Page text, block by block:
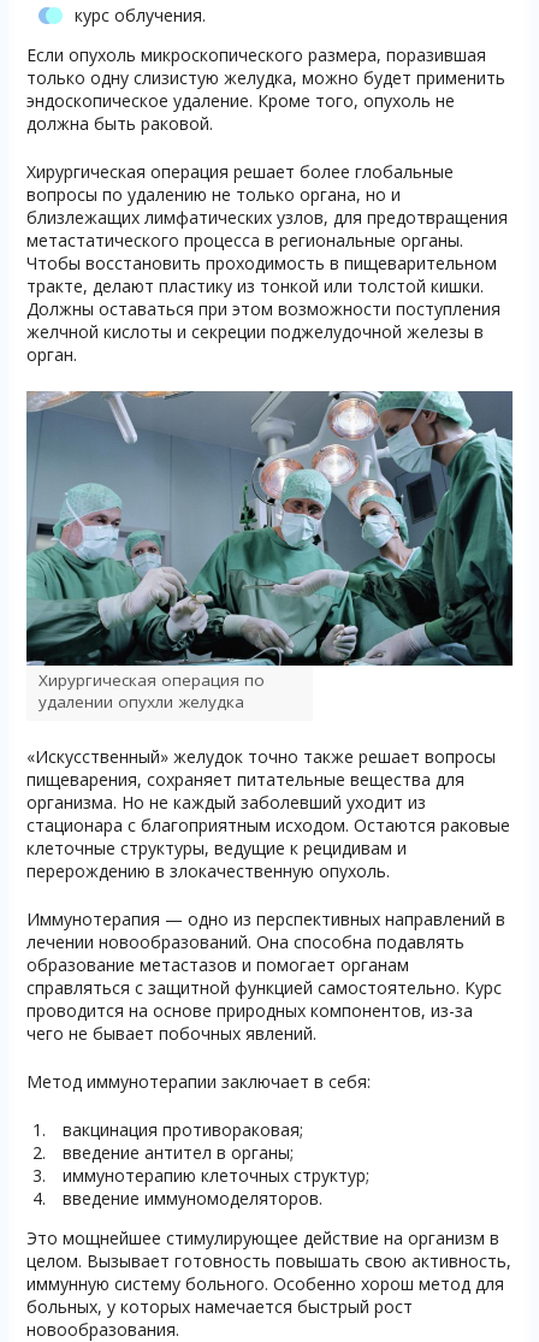
курс облучения.
Если опухоль микроскопического размера, поразившая
только одну слизистую желудка, можно будет применить
эндоскопическое удаление. Кроме того, опухоль не
должна быть раковой.
Хирургическая операция решает более глобальные
вопросы по удалению не только органа, но и
близлежащих лимфатических узлов, для предотвращения
метастатического процесса в региональные органы.
Чтобы восстановить проходимость в пищеварительном
тракте, делают пластику из тонкой или толстой кишки.
Должны оставаться при этом возможности поступления
желчной кислоты и секреции поджелудочной железы в
орган.
Хирургическая операция по
удалении опухли желудка
«Искусственный» желудок точно также решает вопросы
пищеварения, сохраняет питательные вещества для
организма. Но не каждый заболевший уходит из
стационара с благоприятным исходом. Остаются раковые
клеточные структуры, ведущие к рецидивам и
перерождению в злокачественную опухоль.
Иммунотерапия — одно из перспективных направлений в
лечении новообразований. Она способна подавлять
образование метастазов и помогает органам
справляться с защитной функцией самостоятельно. Курс
проводится на основе природных компонентов, из-за
чего не бывает побочных явлений.
Метод иммунотерапии заключает в себя:
вакцинация противораковая;
введение антител в органы;
иммунотерапию клеточных структур;
введение иммуномоделяторов.
Это мощнейшее стимулирующее действие на организм в
целом. Вызывает готовность повышать свою активность,
иммунную систему больного. Особенно хорош метод для
больных, у которых намечается быстрый рост
новообразования.